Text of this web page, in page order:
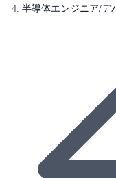
半導体エンジニア/デ